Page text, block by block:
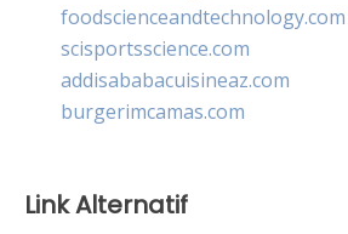
foodscienceandtechnology.com
scisportsscience.com
addisababacuisineaz.com
burgerimcamas.com
Link Alternatif